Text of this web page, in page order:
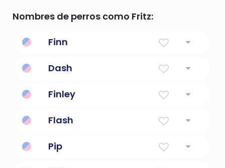
Nombres de perros como Fritz:
Finn
Dash
prisa.
Finley
Flash
Pip